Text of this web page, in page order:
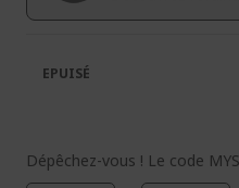
Dépêchez-vous ! Le code
EPUISÉ